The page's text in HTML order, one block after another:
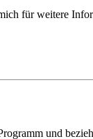
für weitere
und